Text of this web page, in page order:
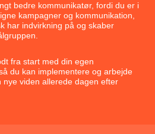
bedre kommunikatør, fordi du er i
kampagner og kommunikation,
har indvirkning på og skaber
fra start med din egen
du kan implementere og arbejde
nye viden allerede dagen efter